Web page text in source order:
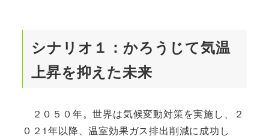
シナリオ１：かろうじて気温
上昇を抑えた未来
２０５０年。世界は気候変動対策を実施し、２
０２1年以降、温室効果ガス排出削減に成功し